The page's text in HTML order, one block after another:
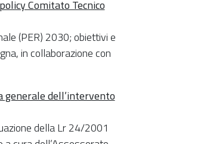
Comitato Tecnico
(PER) 2030; obiettivi e
in collaborazione con
generale dell’intervento
della Lr 24/2001